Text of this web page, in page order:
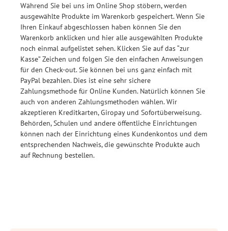
Während Sie bei uns im Online Shop stöbern, werden
ausgewählte Produkte im Warenkorb gespeichert. Wenn Sie
Ihren Einkauf abgeschlossen haben können Sie den
Warenkorb anklicken und hier alle ausgewählten Produkte
noch einmal aufgelistet sehen. Klicken Sie auf das “zur
Kasse” Zeichen und folgen Sie den einfachen Anweisungen
für den Check-out. Sie können bei uns ganz einfach mit
PayPal bezahlen. Dies ist eine sehr sichere
Zahlungsmethode für Online Kunden. Natürlich können Sie
auch von anderen Zahlungsmethoden wählen. Wir
akzeptieren Kreditkarten, Giropay und Sofortüberweisung.
Behörden, Schulen und andere öffentliche Einrichtungen
können nach der Einrichtung eines Kundenkontos und dem
entsprechenden Nachweis, die gewünschte Produkte auch
auf Rechnung bestellen.